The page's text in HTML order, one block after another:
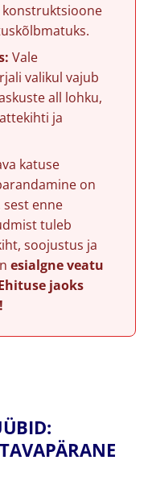
Vale
valikul vajub
all lohku,
ja
katuse
on
enne
tuleb
soojustus ja
esialgne veatu
jaoks